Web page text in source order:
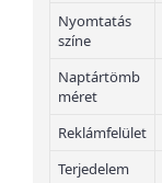
Nyomtatás
színe
Naptártömb
méret
Reklámfelület
Terjedelem